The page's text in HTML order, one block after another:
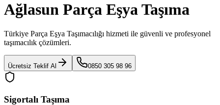
Ağlasun Parça Eşya Taşıma
Türkiye Parça Eşya Taşımacılığı hizmeti ile güvenli ve profesyonel
taşımacılık çözümleri.
Ücretsiz Teklif Al 0850 305 98 96
Sigortalı Taşıma